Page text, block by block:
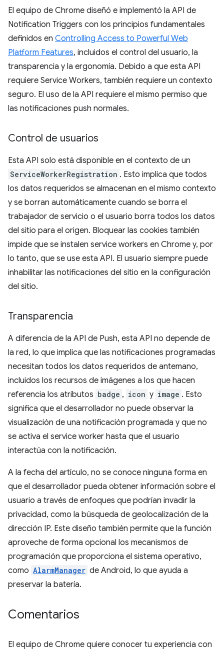
El equipo de Chrome diseñó e implementó la API de
Notification Triggers con los principios fundamentales
definidos en Controlling Access to Powerful Web
Platform Features, incluidos el control del usuario, la
transparencia y la ergonomía. Debido a que esta API
requiere Service Workers, también requiere un contexto
seguro. El uso de la API requiere el mismo permiso que
las notificaciones push normales.
Control de usuarios
Esta API solo está disponible en el contexto de un
ServiceWorkerRegistration . Esto implica que todos
los datos requeridos se almacenan en el mismo contexto
y se borran automáticamente cuando se borra el
trabajador de servicio o el usuario borra todos los datos
del sitio para el origen. Bloquear las cookies también
impide que se instalen service workers en Chrome y, por
lo tanto, que se use esta API. El usuario siempre puede
inhabilitar las notificaciones del sitio en la configuración
del sitio.
Transparencia
A diferencia de la API de Push, esta API no depende de
la red, lo que implica que las notificaciones programadas
necesitan todos los datos requeridos de antemano,
incluidos los recursos de imágenes a los que hacen
referencia los atributos badge , icon y image . Esto
significa que el desarrollador no puede observar la
visualización de una notificación programada y que no
se activa el service worker hasta que el usuario
interactúa con la notificación.
A la fecha del artículo, no se conoce ninguna forma en
que el desarrollador pueda obtener información sobre el
usuario a través de enfoques que podrían invadir la
privacidad, como la búsqueda de geolocalización de la
dirección IP. Este diseño también permite que la función
aproveche de forma opcional los mecanismos de
programación que proporciona el sistema operativo,
como AlarmManager de Android, lo que ayuda a
preservar la batería.
Comentarios
El equipo de Chrome quiere conocer tu experiencia con